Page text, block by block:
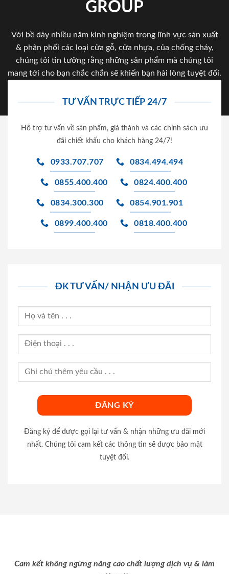
GROUP
Với bề dày nhiều năm kinh nghiệm trong lĩnh vực sản xuất
& phân phối các loại cửa gỗ, cửa nhựa, của chống cháy,
chúng tôi tin tưởng rằng những sản phẩm mà chúng tôi
mang tới cho bạn chắc chắn sẽ khiến bạn hài lòng tuyệt đối.
TƯ VẤN TRỰC TIẾP 24/7
Hỗ trợ tư vấn về sản phẩm, giá thành và các chính sách ưu
đãi chiết khấu cho khách hàng 24/7!
0933.707.707 0834.494.494
0855.400.400 0824.400.400
0834.300.300 0854.901.901
0899.400.400 0818.400.400
ĐK TƯ VẤN/ NHẬN ƯU ĐÃI
Đăng ký để được gọi lại tư vấn & nhận những ưu đãi mới
nhất. Chúng tôi cam kết các thông tin sẽ được bảo mật
tuyệt đối.
Cam kết không ngừng nâng cao chất lượng dịch vụ & làm